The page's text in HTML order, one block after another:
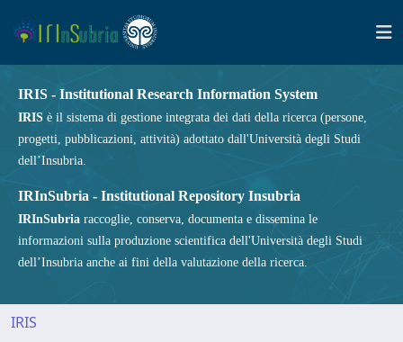
IRIS - Institutional Research Information System
IRIS è il sistema di gestione integrata dei dati della ricerca (persone,
progetti, pubblicazioni, attività) adottato dall'Università degli Studi
dell’Insubria.
IRInSubria - Institutional Repository Insubria
IRInSubria raccoglie, conserva, documenta e dissemina le
informazioni sulla produzione scientifica dell'Università degli Studi
dell’Insubria anche ai fini della valutazione della ricerca.
IRIS